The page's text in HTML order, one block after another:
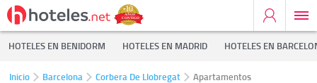
HOTELES EN BENIDORM HOTELES EN MADRID HOTELES EN
Inicio Barcelona Corbera De Llobregat Apartamentos